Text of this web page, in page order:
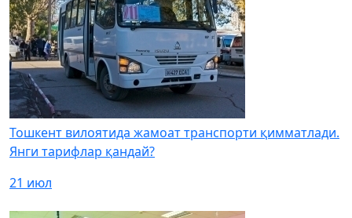
Тошкент вилоятида жамоат транспорти қимматлади.
Янги тарифлар қандай?
21 июл